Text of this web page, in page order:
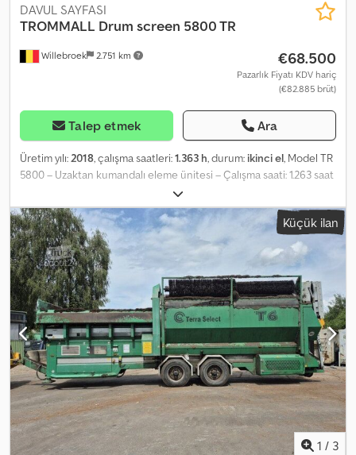
Willebroek 2.751 km
DAVUL SAYFASI
TROMMALL Drum screen 5800 TR
€68.500
Pazarlık Fiyatı KDV hariç
(€82.885 brüt)
Talep etmek Ara
Üretim yılı:2018, çalışma saatleri:1.363 h, durum: ikinci el, Model TR
5800 – Uzaktan kumandalı eleme ünitesi – Çalışma saati: 1.263 saat
– Yanmar motor, 4 silindirli – Tambur uzunluğu: 3,55 m – Tambur
çapı: 1,55 m – = Ek Bilgiler = Yakıt türü: Dizel Üretim yılı: Temmuz
2018 Model yılı: 2018 Renk: Yeşil Tahrik: Paletli Boş ağırlık: 12.500 kg
Dodpfxjzr Nipj Aayekr = Şirket Bilgileri = Antwerp ve Brüksel
arasında, A12 otoyolu üzerinde, Antwerp limanına yakın bir
konumdayız. Çalışma saatleri: Pazartesi'den Cuma'ya kadar, sabah
8.30'dan akşam 19.00'a kadar kesintisiz olarak.
Küçük ilan
1 / 3